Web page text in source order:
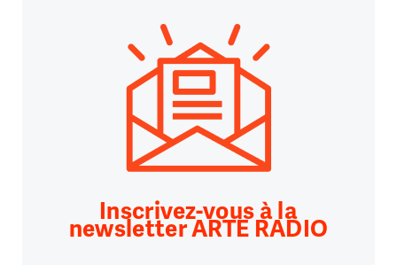
Inscrivez-vous à la
newsletter ARTE RADIO